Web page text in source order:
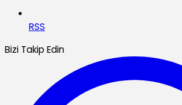
RSS
Bizi Takip Edin